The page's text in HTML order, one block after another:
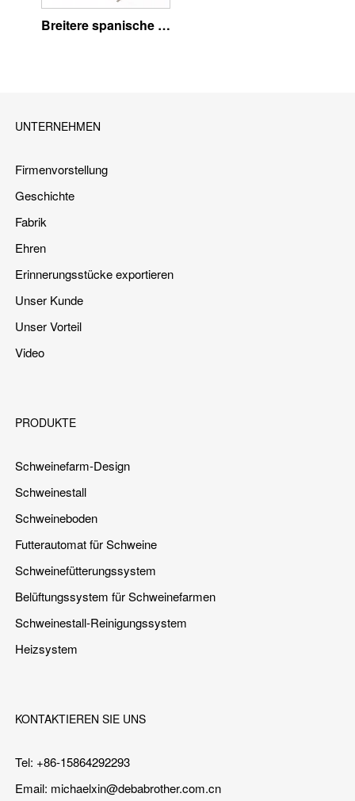
Breitere spanische frei zugängliche Schweineställe
UNTERNEHMEN
Firmenvorstellung
Geschichte
Fabrik
Ehren
Erinnerungsstücke exportieren
Unser Kunde
Unser Vorteil
Video
PRODUKTE
Schweinefarm-Design
Schweinestall
Schweineboden
Futterautomat für Schweine
Schweinefütterungssystem
Belüftungssystem für Schweinefarmen
Schweinestall-Reinigungssystem
Heizsystem
KONTAKTIEREN SIE UNS
Tel: +86-15864292293
Email: michaelxin@debabrother.com.cn